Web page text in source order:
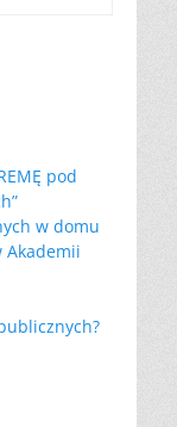
pod
w domu
Akademii